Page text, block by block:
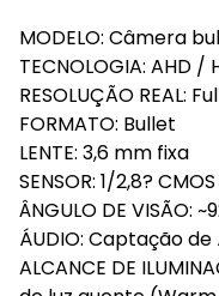
MODELO: Câmera
TECNOLOGIA: AHD
RESOLUÇÃO REAL:
FORMATO: Bullet
LENTE: 3,6 mm fixa
SENSOR: 1/2,8? CMOS
ÂNGULO DE VISÃO:
ÁUDIO: Captação
ALCANCE DE